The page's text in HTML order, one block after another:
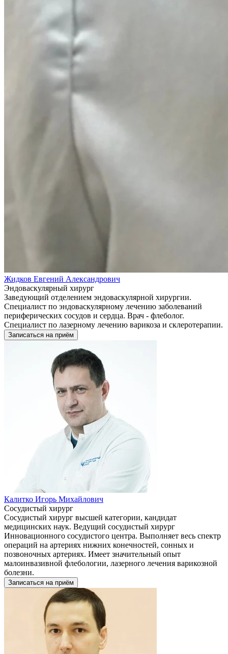
Жидков Евгений Александрович
Эндоваскулярный хирург
Заведующий отделением эндоваскулярной хирургии.
Специалист по эндоваскулярному лечению заболеваний
периферических сосудов и сердца. Врач - флеболог.
Специалист по лазерному лечению варикоза и склеротерапии.
Записаться на приём
Калитко Игорь Михайлович
Сосудистый хирург
Сосудистый хирург высшей категории, кандидат
медицинских наук. Ведущий сосудистый хирург
Инновационного сосудистого центра. Выполняет весь спектр
операций на артериях нижних конечностей, сонных и
позвоночных артериях. Имеет значительный опыт
малоинвазивной флебологии, лазерного лечения варикозной
болезни.
Записаться на приём